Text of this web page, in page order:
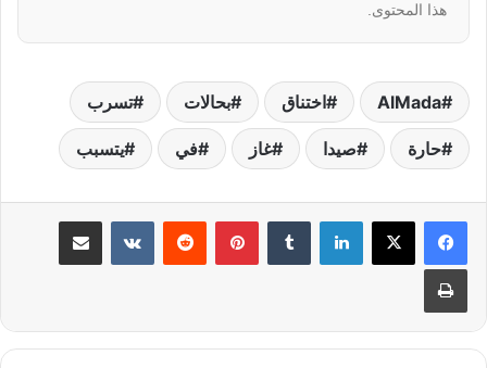
هذا المحتوى.
AlMada اختناق بحالات تسرب
حارة صيدا غاز في يتسبب
لينكدإن بينتيريست مشاركة عبر البريد
طباعة